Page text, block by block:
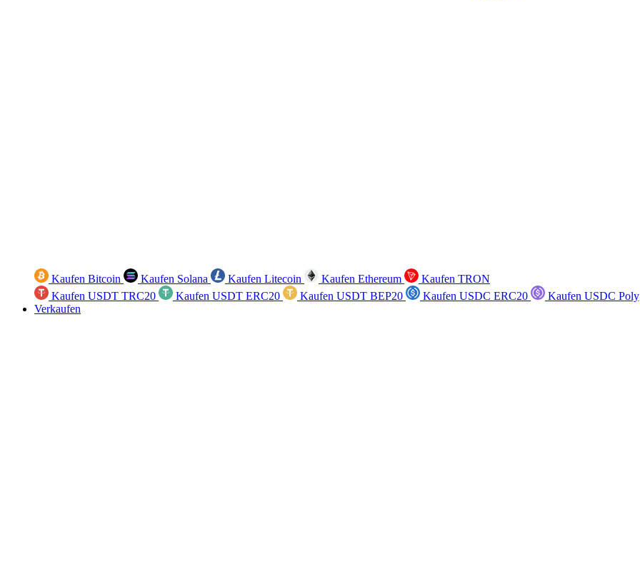
Kaufen Bitcoin Kaufen Solana Kaufen Litecoin Kaufen Ethereum
Kaufen TRON
Kaufen USDT TRC20
Kaufen USDT ERC20 Kaufen USDT BEP20 Kaufen USDC ERC20
Kaufen USDC
Verkaufen